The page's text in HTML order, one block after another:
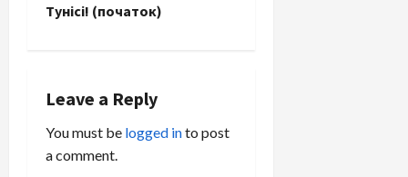
t
a
v
Тунісі! (початок)
Leave a Reply
You must be logged into post
a comment.